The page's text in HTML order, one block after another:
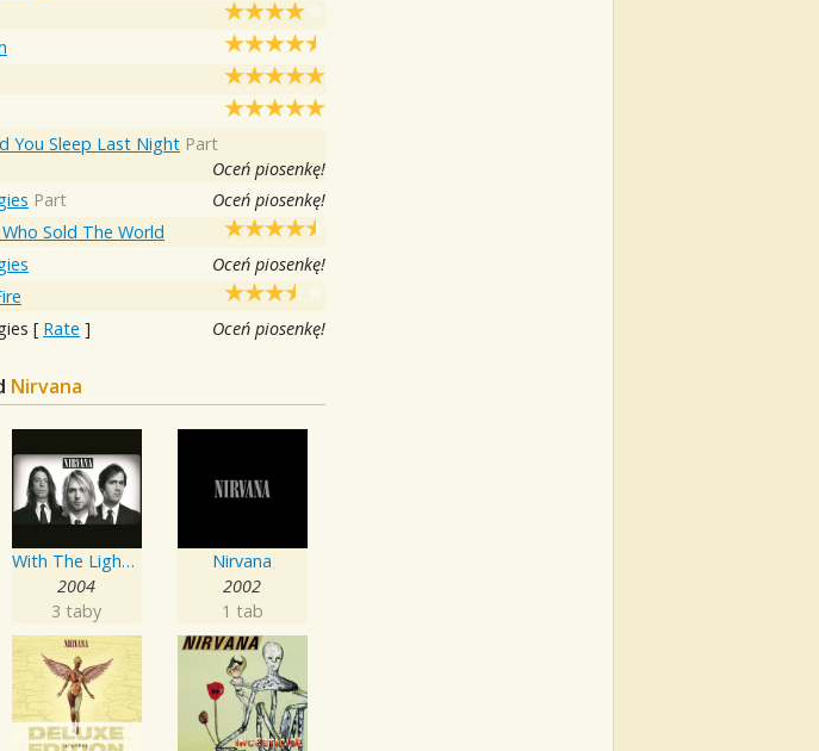
You Sleep Last Night Part
Oceń piosenkę!
Part Oceń piosenkę!
Sold The World
Oceń piosenkę!
[ Rate ] Oceń piosenkę!
Nirvana
With The Lights Out - Box Set
2004
3 taby
Nirvana
2002
1 tab